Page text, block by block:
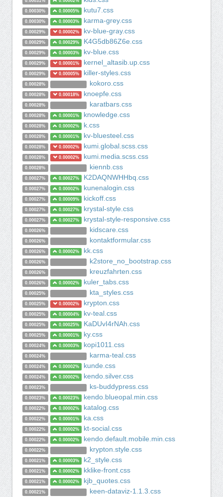
0.00030% 0.00005% kutu7.css
0.00030% 0.00003% karma-grey.css
0.00029% 0.00002% kv-blue-gray.css
0.00029% 0.00029% K4G5db86Z6e.css
0.00029% 0.00003% kv-blue.css
0.00029% 0.00001% kernel_altasib.up.css
0.00029% 0.00005% killer-styles.css
0.00028% kokoro.css
0.00028% 0.00018% knoepfe.css
0.00028% karatbars.css
0.00028% 0.00001% knowledge.css
0.00028% 0.00002% k.css
0.00028% 0.00001% kv-bluesteel.css
0.00028% 0.00002% kumi.global.scss.css
0.00028% 0.00002% kumi.media.scss.css
0.00028% kiennb.css
0.00027% 0.00027% K2DAQNWHHbq.css
0.00027% 0.00002% kunenalogin.css
0.00027% 0.00009% kickoff.css
0.00027% 0.00027% krystal-style.css
0.00027% 0.00027% krystal-style-responsive.css
0.00026% kidscare.css
0.00026% kontaktformular.css
0.00026% 0.00002% kk.css
0.00026% k2store_no_bootstrap.css
0.00026% kreuzfahrten.css
0.00026% 0.00002% kuler_tabs.css
0.00025% kta_styles.css
0.00025% 0.00002% krypton.css
0.00025% 0.00004% kv-teal.css
0.00025% 0.00025% KaDUvI4rNAh.css
0.00025% 0.00001% ky.css
0.00024% 0.00003% kopi1011.css
0.00024% karma-teal.css
0.00024% 0.00002% kunde.css
0.00024% 0.00002% kendo.silver.css
0.00023% ks-buddypress.css
0.00023% 0.00023% kendo.blueopal.min.css
0.00022% 0.00002% katalog.css
0.00022% 0.00001% ka.css
0.00022% 0.00002% kt-social.css
0.00022% 0.00002% kendo.default.mobile.min.css
0.00022% krypton.style.css
0.00021% 0.00003% k2_style.css
0.00021% 0.00002% kklike-front.css
0.00021% 0.00002% kjb_quotes.css
0.00021% keen-dataviz-1.1.3.css